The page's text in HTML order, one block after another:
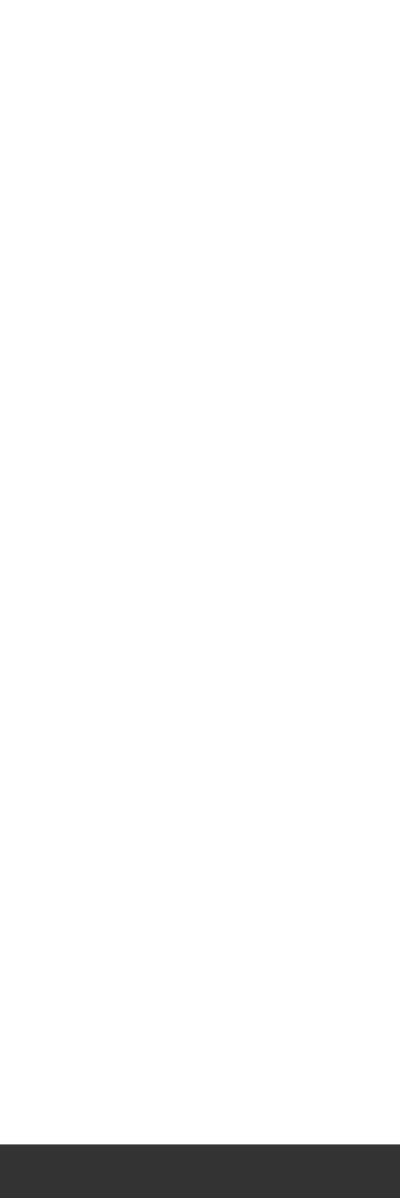
里的优质速度档位。狮鹫的常规陆地速度区间为7000-8000，飞行速度区
害乘区规避属性稀释的底层逻辑，套装优先完整四件套，资源紧缺时用
+拆迁破城+探路防袭”的体系，最大化整体作战效率。队伍定位是分配